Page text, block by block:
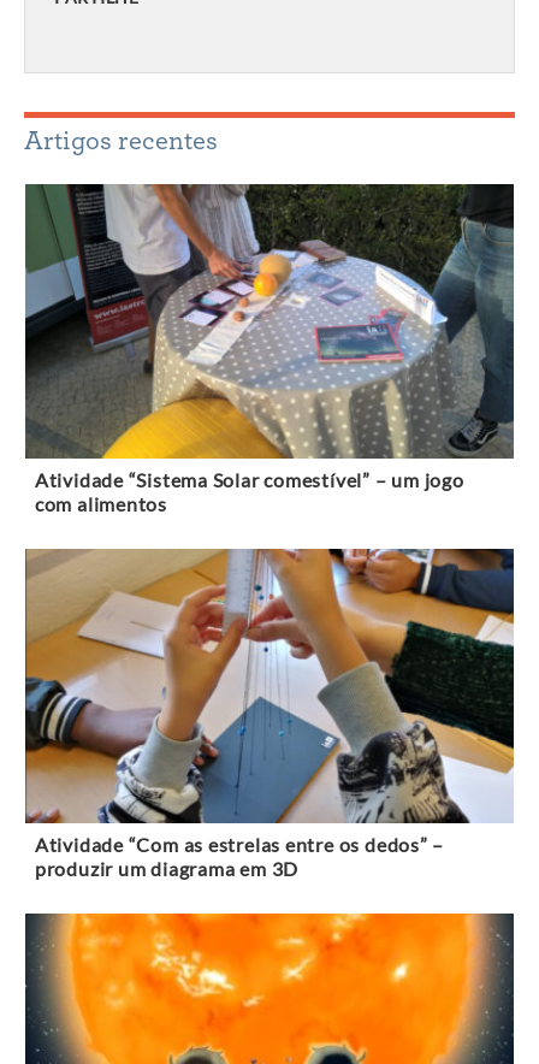
Artigos recentes
Atividade “Sistema Solar comestível” – um jogo
com alimentos
Atividade “Com as estrelas entre os dedos” –
produzir um diagrama em 3D